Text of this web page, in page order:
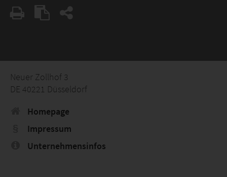
Neuer Zollhof 3
DE 40221 Düsseldorf
Homepage
Impressum
Unternehmensinfos